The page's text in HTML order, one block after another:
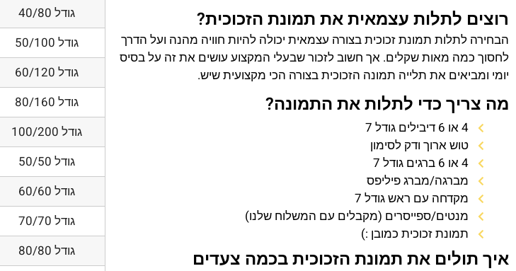
רוצים לתלות עצמאית את תמונת הזכוכית?
הבחירה לתלות תמונת זכוכית בצורה עצמאית יכולה להיות חוויה מהנה ועל הדרך
לחסוך כמה מאות שקלים. אך חשוב לזכור שבעלי המקצוע עושים את זה על בסיס
יומי ומביאים את תלייה תמונה הזכוכית בצורה הכי מקצועית שיש.
מה צריך כדי לתלות את התמונה?
4 או 6 דיבילים גודל 7
טוש ארוך ודק לסימון
4 או 6 ברגים גודל 7
מברגה/מברג פיליפס
מקדחה עם ראש גודל 7
מנטים/ספייסרים (מקבלים עם המשלוח שלנו)
תמונת זכוכית כמובן :)
איך תולים את תמונת הזכוכית בכמה צעדים
גודל 40/80
גודל 50/100
גודל 60/120
גודל 80/160
גודל 100/200
גודל 50/50
גודל 60/60
גודל 70/70
גודל 80/80